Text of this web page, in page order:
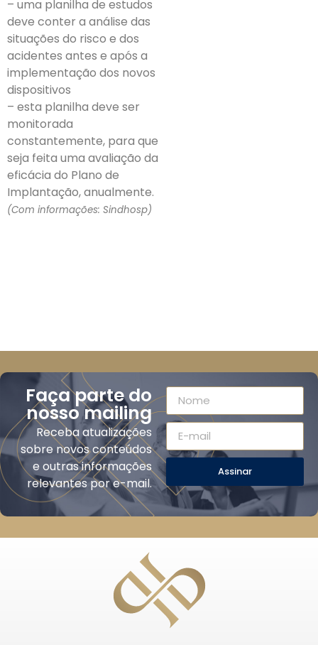
– uma planilha de estudos
deve conter a análise das
situações do risco e dos
acidentes antes e após a
implementação dos novos
dispositivos
– esta planilha deve ser
monitorada
constantemente, para que
seja feita uma avaliação da
eficácia do Plano de
Implantação, anualmente.
(Com informações: Sindhosp)
Faça parte do
nosso mailing
Receba atualizações
sobre novos conteúdos
e outras informações
relevantes por e-mail.
Assinar